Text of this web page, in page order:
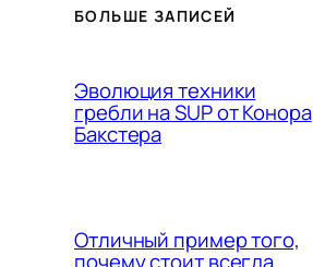
БОЛЬШЕ ЗАПИСЕЙ
Эволюция техники
гребли на SUP от Конора
Бакстера
Отличный пример того,
почему стоит всегда